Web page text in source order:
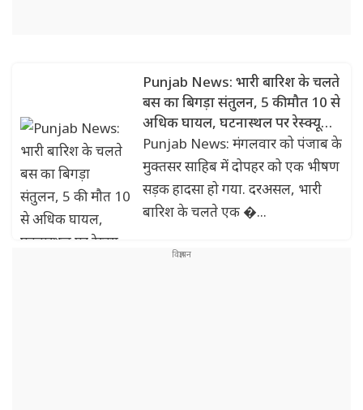
Punjab News: भारी बारिश के चलते
बस का बिगड़ा संतुलन, 5 की मौत 10 से
अधिक घायल, घटनास्थल पर रेस्क्यू
जारी
Punjab News: मंगलवार को पंजाब के
मुक्तसर साहिब में दोपहर को एक भीषण
सड़क हादसा हो गया. दरअसल, भारी
बारिश के चलते एक �...